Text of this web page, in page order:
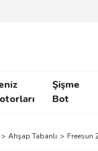
Şişme
Bot
Ahşap Tabanlı Freesun